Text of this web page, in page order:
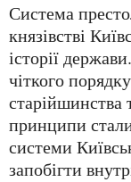
Система престолонаслідування у Великому
князівстві
історії
чіткого
старійшинства
принципи
системи
запобігти